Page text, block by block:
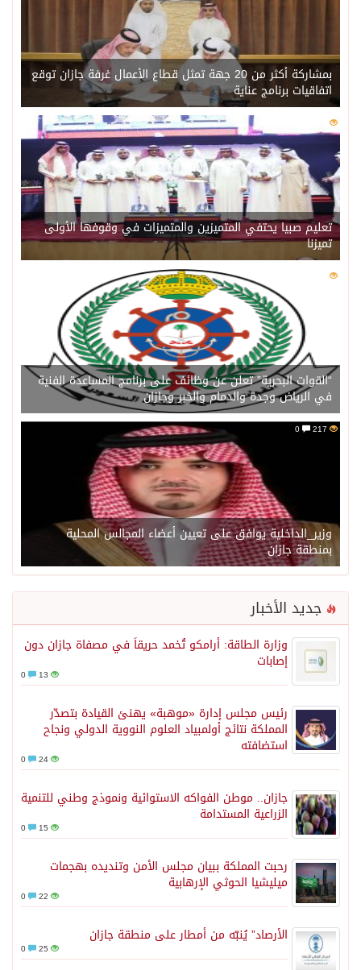
بمشاركة أكثر من 20 جهة تمثل قطاع الأعمال غرفة جازان توقع
اتفاقيات برنامج عناية
221
تعليم صبيا يحتفي المتميزين والمتميزات في وقوفها الأولى
تميزنا
217
“القوات البحرية” تعلن عن وظائف على برنامج المساعدة الفنية
في الرياض وجدة والدمام والخبر وجازان
217
وزير_الداخلية يوافق على تعيين أعضاء المجالس المحلية
بمنطقة جازان
جديد الأخبار
وزارة الطاقة: أرامكو تُخمد حريقاً في مصفاة جازان دون
إصابات
13
رئيس مجلس إدارة «موهبة» يهنئ القيادة بتصدّر
المملكة نتائج أولمبياد العلوم النووية الدولي ونجاح
استضافته
24
جازان.. موطن الفواكه الاستوائية ونموذج وطني للتنمية
الزراعية المستدامة
15
رحبت المملكة ببيان مجلس الأمن وتنديده بهجمات
ميليشيا الحوثي الإرهابية
22
الأرصاد” يُنبّه من أمطار على منطقة جازان
25